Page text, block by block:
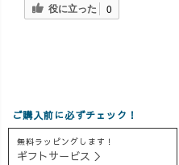
役に立った
0
ご購入前に必ずチェック！
無料ラッピングします！
ギフトサービス ＞